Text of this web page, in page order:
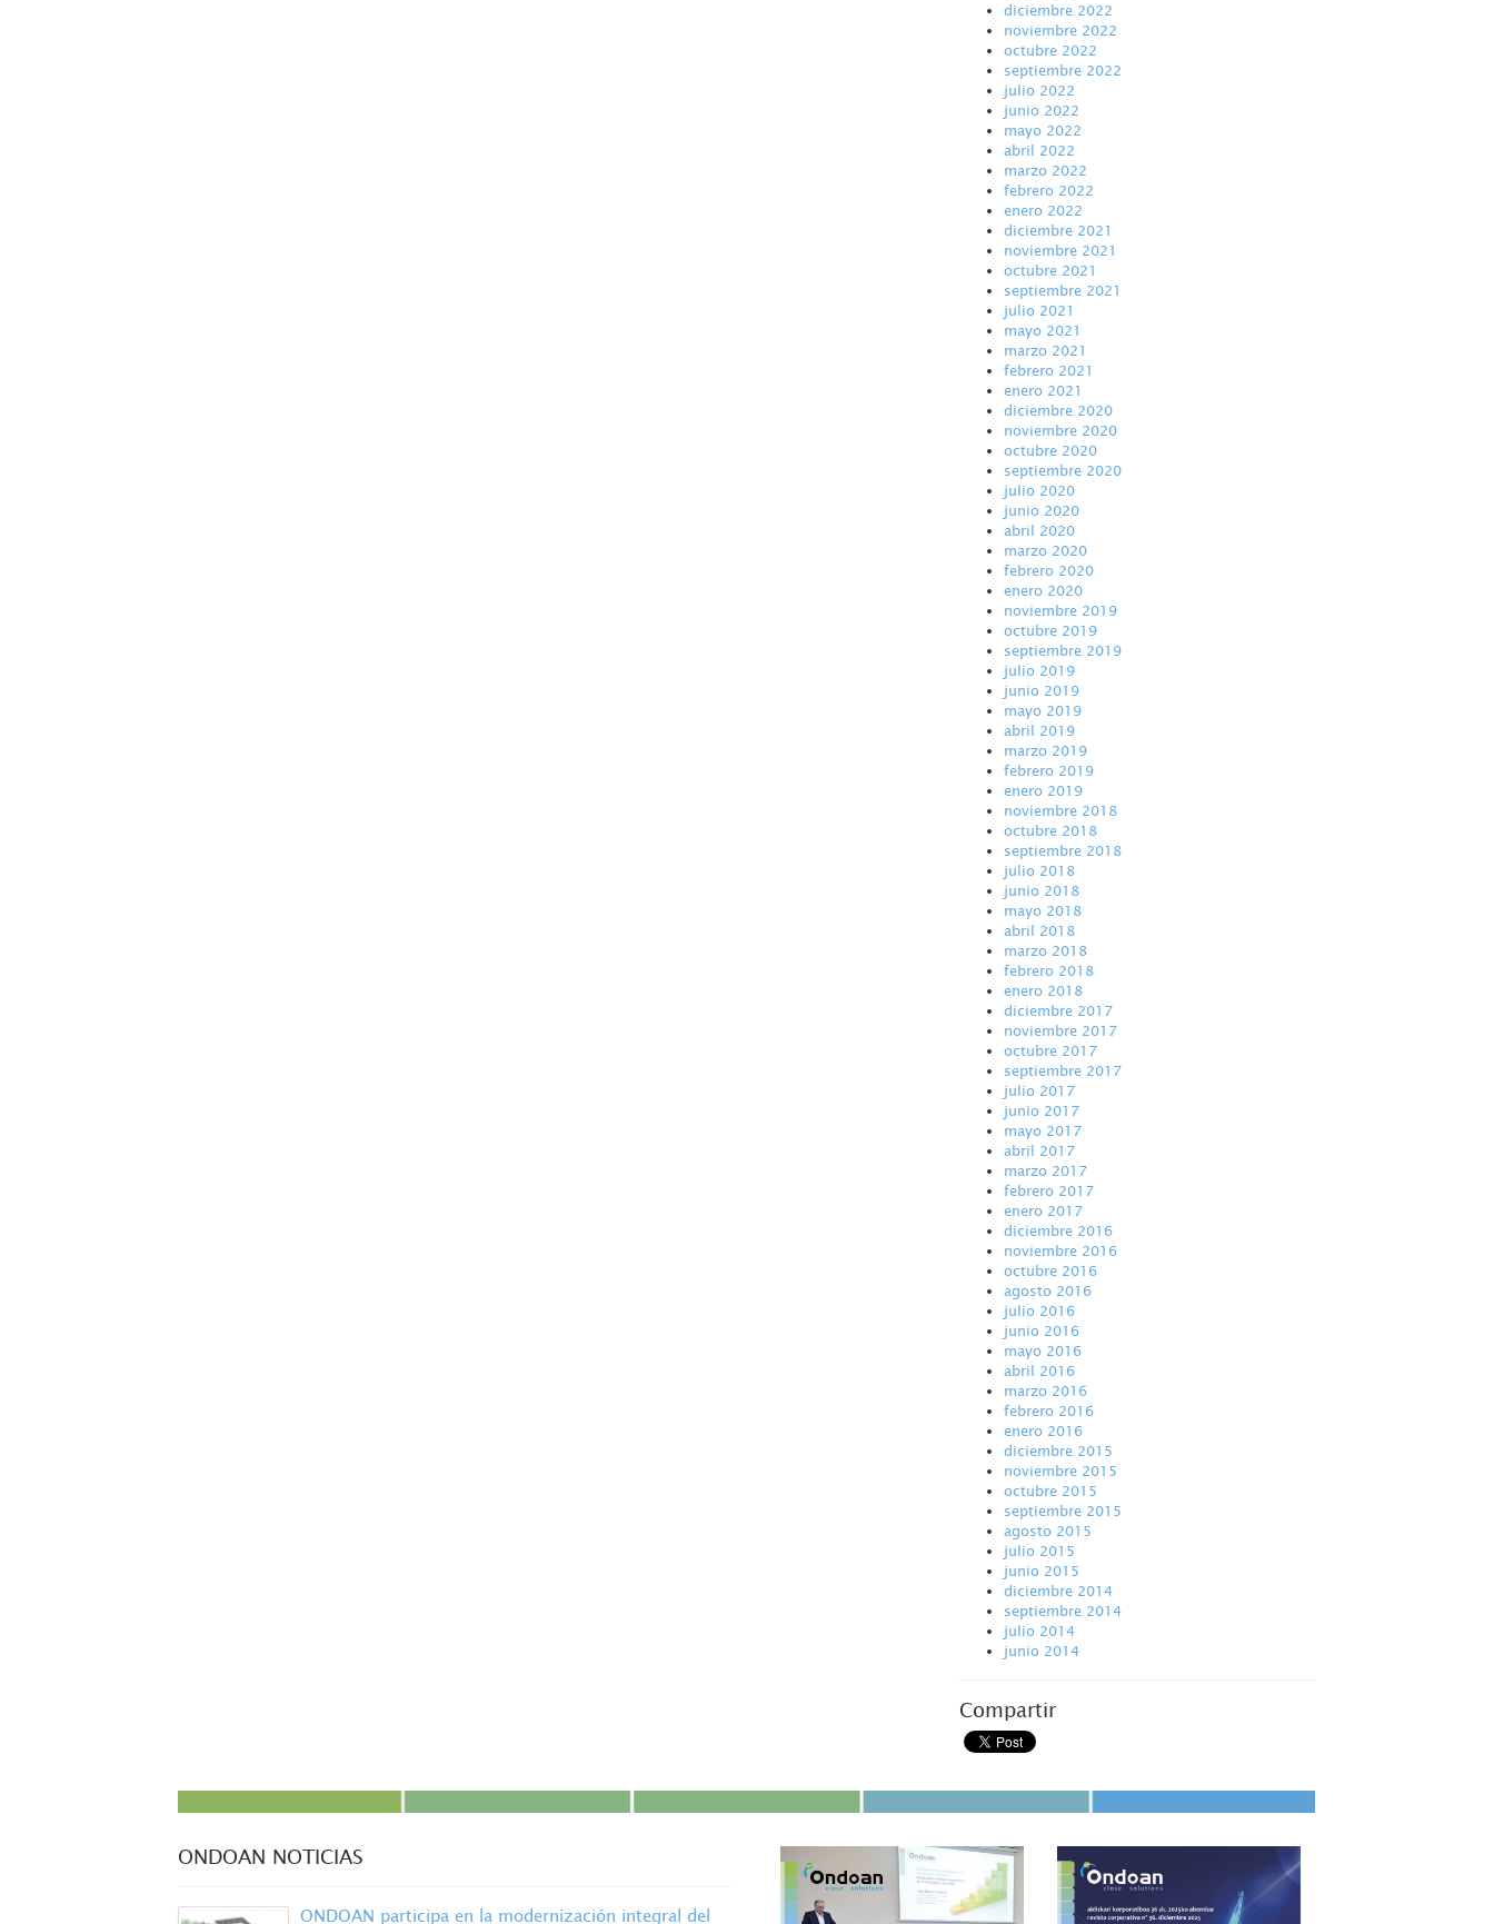
diciembre 2022
noviembre 2022
octubre 2022
septiembre 2022
julio 2022
junio 2022
mayo 2022
abril 2022
marzo 2022
febrero 2022
enero 2022
diciembre 2021
noviembre 2021
octubre 2021
septiembre 2021
julio 2021
mayo 2021
marzo 2021
febrero 2021
enero 2021
diciembre 2020
noviembre 2020
octubre 2020
septiembre 2020
julio 2020
junio 2020
abril 2020
marzo 2020
febrero 2020
enero 2020
noviembre 2019
octubre 2019
septiembre 2019
julio 2019
junio 2019
mayo 2019
abril 2019
marzo 2019
febrero 2019
enero 2019
noviembre 2018
octubre 2018
septiembre 2018
julio 2018
junio 2018
mayo 2018
abril 2018
marzo 2018
febrero 2018
enero 2018
diciembre 2017
noviembre 2017
octubre 2017
septiembre 2017
julio 2017
junio 2017
mayo 2017
abril 2017
marzo 2017
febrero 2017
enero 2017
diciembre 2016
noviembre 2016
octubre 2016
agosto 2016
julio 2016
junio 2016
mayo 2016
abril 2016
marzo 2016
febrero 2016
enero 2016
diciembre 2015
noviembre 2015
octubre 2015
septiembre 2015
agosto 2015
julio 2015
junio 2015
diciembre 2014
septiembre 2014
julio 2014
junio 2014
Compartir
ONDOAN NOTICIAS
ONDOAN participa en la modernización integral del